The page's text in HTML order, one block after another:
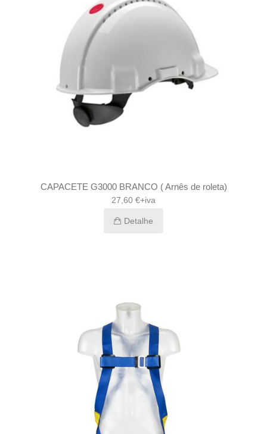
CAPACETE G3000 BRANCO ( Arnês de roleta)
27,60 €+iva
Detalhe